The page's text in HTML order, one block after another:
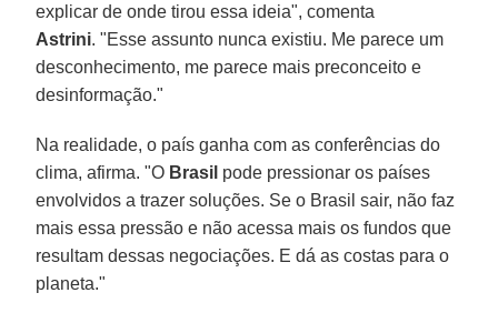
explicar de onde tirou essa ideia", comenta
Astrini. "Esse assunto nunca existiu. Me parece um
desconhecimento, me parece mais preconceito e
desinformação."
Na realidade, o país ganha com as conferências do
clima, afirma. "O Brasil pode pressionar os países
envolvidos a trazer soluções. Se o Brasil sair, não faz
mais essa pressão e não acessa mais os fundos que
resultam dessas negociações. E dá as costas para o
planeta."